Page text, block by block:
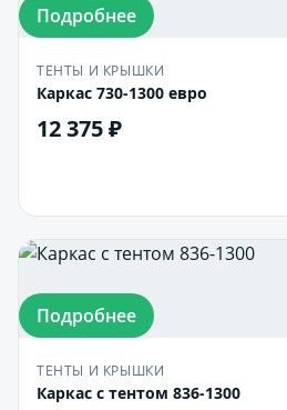
Подробнее
ТЕНТЫ И КРЫШКИ
Каркас 730-1300 евро
12 375 ₽
Подробнее
ТЕНТЫ И КРЫШКИ
Каркас с тентом 836-1300